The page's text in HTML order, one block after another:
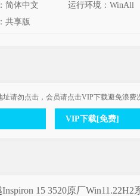
简体中文
运行环境：WinAll
共享版
请勿点击，会员请点击VIP下载避免浪费
VIP下载[免费]
15 3520原厂